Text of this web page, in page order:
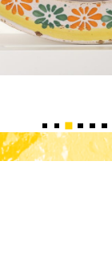
1 2 3 4 5 6